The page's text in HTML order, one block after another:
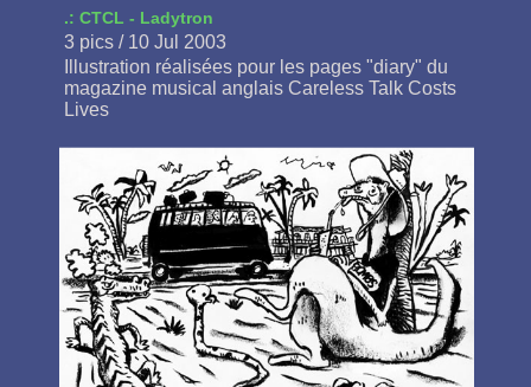
.: CTCL - Ladytron
3 pics / 10 Jul 2003
Illustration réalisées pour les pages "diary" du
magazine musical anglais Careless Talk Costs
Lives